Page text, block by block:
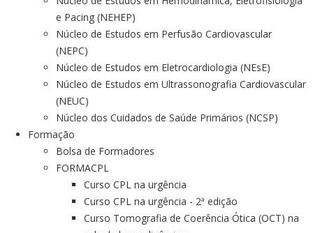
e Pacing (NEHEP)
Núcleo de Estudos em Perfusão Cardiovascular
(NEPC)
Núcleo de Estudos em Eletrocardiologia (NEsE)
Núcleo de Estudos em Ultrassonografia Cardiovascular
(NEUC)
Núcleo dos Cuidados de Saúde Primários (NCSP)
Formação
Bolsa de Formadores
FORMACPL
Curso CPL na urgência
Curso CPL na urgência - 2ª edição
Curso Tomografia de Coerência Ótica (OCT) na